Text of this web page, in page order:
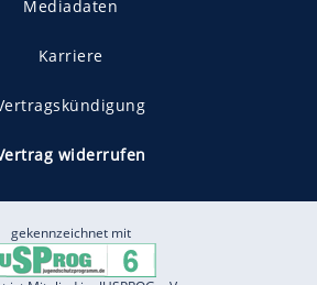
Mediadaten
Karriere
widerrufen
gekennzeichnet mit